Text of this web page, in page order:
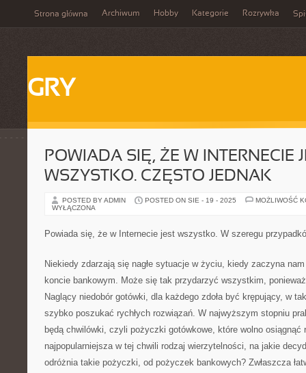
Strona główna Archiwum Hobby Kategorie Rozrywka
GRY
POWIADA SIĘ, ŻE W INTERNECIE
WSZYSTKO. CZĘSTO JEDNAK
POSTED BY ADMIN POSTED ON SIE - 19 - 2025
MOŻLIWOŚĆ
WYŁĄCZONA
Powiada się, że w Internecie jest wszystko. W szeregu
Niekiedy zdarzają się nagłe sytuacje w życiu, kiedy zaczyna
koncie bankowym. Może się tak przydarzyć wszystkim,
Naglący niedobór gotówki, dla każdego zdoła być krępujący, w
szybko poszukać rychłych rozwiązań. W najwyższym stopniu
będą chwilówki, czyli pożyczki gotówkowe, które wolno osiągnąć
najpopularniejsza w tej chwili rodzaj wierzytelności, na jakie
odróżnia takie pożyczki, od pożyczek bankowych? Zwłaszcza